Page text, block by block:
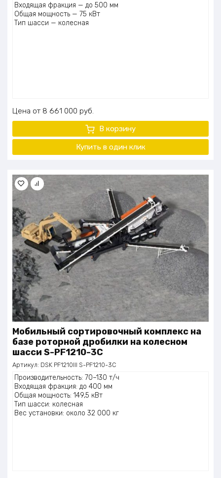
Входящая фракция — до 500 мм
Общая мощность — 75 кВт
Тип шасси — колесная
Цена 8 661 000 руб.
В корзину
Купить в один клик
Мобильный сортировочный комплекс на
базе роторной дробилки на колесном
шасси S-PF1210-3C
Артикул: DSK PF1210III S-PF1210-3C
Производительность: 70–130 т/ч
Входящая фракция: до 400 мм
Общая мощность: 149,5 кВт
Тип шасси: колесная
Вес установки: около 32 000 кг